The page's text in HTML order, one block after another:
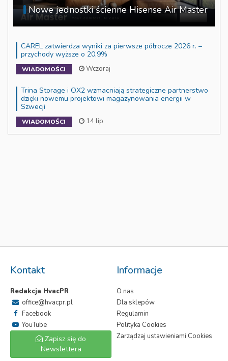
Nowe jednostki ścienne Hisense Air Master
CAREL zatwierdza wyniki za pierwsze półrocze 2026 r. –
przychody wyższe o 20,9%
WIADOMOŚCI Wczoraj
Trina Storage i OX2 wzmacniają strategiczne partnerstwo
dzięki nowemu projektowi magazynowania energii w
Szwecji
WIADOMOŚCI 14 lip
Kontakt
Redakcja HvacPR
office@hvacpr.pl
Facebook
YouTube
Zapisz się do
Newslettera
Informacje
O nas
Dla sklepów
Regulamin
Polityka Cookies
Zarządzaj ustawieniami Cookies